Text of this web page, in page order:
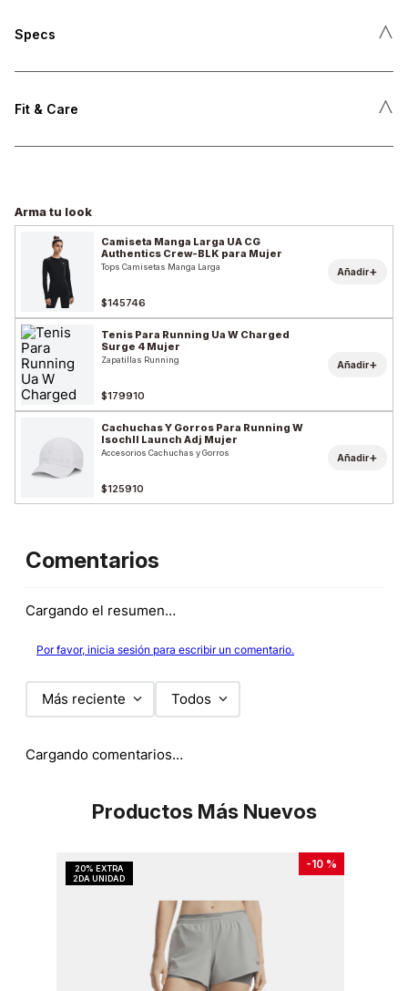
Specs ˄
Fit & Care ˄
Arma tu look
Camiseta Manga Larga UA CG
Authentics Crew-BLK para Mujer
Tops Camisetas Manga Larga
$145746
Añadir+
Tenis Para Running Ua W Charged
Surge 4 Mujer
Zapatillas Running
$179910
Añadir+
Cachuchas Y Gorros Para Running W
Isochll Launch Adj Mujer
Accesorios Cachuchas y Gorros
$125910
Añadir+
Comentarios
Cargando el resumen…
Por favor, inicia sesión para escribir un comentario.
Más reciente Todos
Cargando comentarios…
Productos Más Nuevos
-10 %